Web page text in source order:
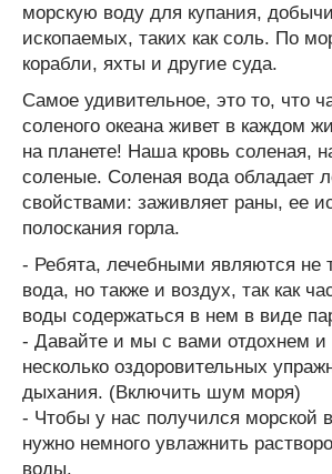
морскую воду для купания,
ископаемых, таких как соль. По
корабли, яхты и другие суда.
Самое удивительное, это то, что
соленого океана живет в каждом
на планете! Наша кровь соленая,
соленые. Соленая вода обладает
свойствами: заживляет раны, ее
полоскания горла.
- Ребята, лечебными являются не
вода, но также и воздух, так как
воды содержаться в нем в виде
- Давайте и мы с вами отдохнем
несколько оздоровительных
дыхания. (Включить шум моря)
- Чтобы у нас получился морской
нужно немного увлажнить
воды.